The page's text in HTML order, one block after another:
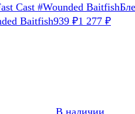
Baitfish939 ₽1 277 ₽
В наличии